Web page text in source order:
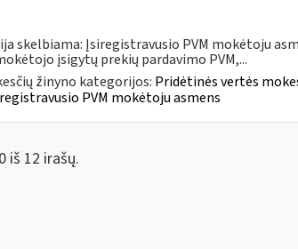
skelbiama: Įsiregistravusio PVM mokėtoju
įsigytų prekių pardavimo PVM,...
žinyno kategorijos: Pridėtinės vertės
PVM mokėtoju asmens
iš 12 irašų.